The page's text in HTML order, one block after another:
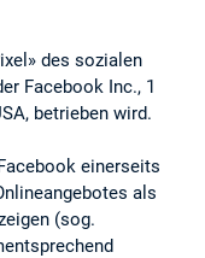
des sozialen
Facebook Inc., 1
betrieben wird.
einerseits
als
(sog.